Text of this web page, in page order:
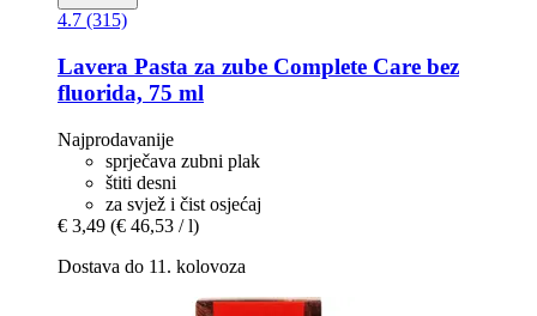
4.7 (315)
Lavera Pasta za zube Complete Care bez
fluorida, 75 ml
Najprodavanije
sprječava zubni plak
štiti desni
za svjež i čist osjećaj
€ 3,49 (€ 46,53 / l)
Dostava do 11. kolovoza